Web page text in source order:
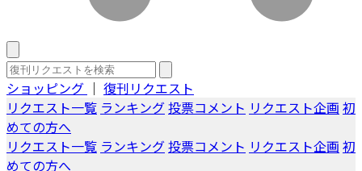
ショッピング ｜ 復刊リクエスト
リクエスト一覧 ランキング投票コメント リクエスト企画 初
めての方へ
リクエスト一覧 ランキング投票コメント リクエスト企画 初
めての方へ